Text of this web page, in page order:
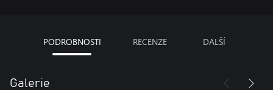
PODROBNOSTI RECENZE DALŠÍ
Galerie